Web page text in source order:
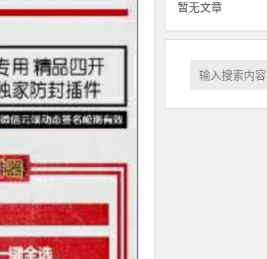
暂无文章